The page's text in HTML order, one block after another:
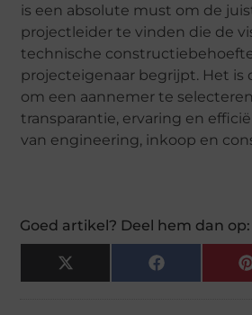
is een absolute must om de
projectleider te vinden die de
technische
projecteigenaar begrijpt. Het is
om een aannemer te
transparantie, ervaring en
van engineering, inkoop en
Goed artikel? Deel hem dan op:
X
(Twitter)
Facebook